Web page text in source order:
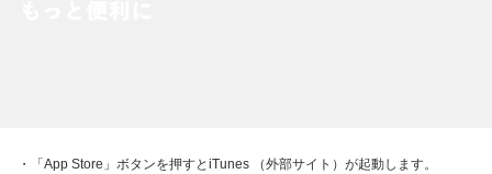
・「App Store」ボタンを押すとiTunes （外部サイト）が起動します。